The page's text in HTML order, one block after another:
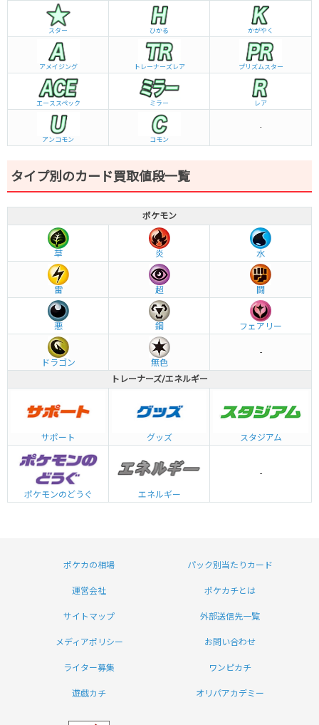
スター ひかる かがやく
アメイジング トレーナーズレア プリズムスター
エーススペック ミラー レア
アンコモン コモン
-
タイプ別のカード買取値段一覧
ポケモン
草 炎 水
雷 超 闘
悪 鋼 フェアリー
ドラゴン 無色
-
トレーナーズ/エネルギー
サポート グッズ スタジアム
ポケモンのどうぐ エネルギー
-
ポケカの相場 パック別当たりカード
運営会社 ポケカチとは
サイトマップ 外部送信先一覧
メディアポリシー お問い合わせ
ライター募集 ワンピカチ
遊戯カチ オリパアカデミー